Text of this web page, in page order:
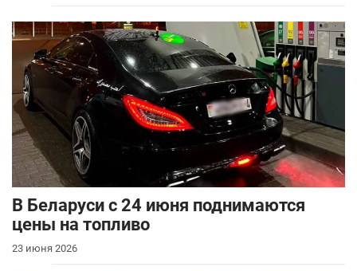
В Беларуси с 24 июня поднимаются
цены на топливо
23 июня 2026